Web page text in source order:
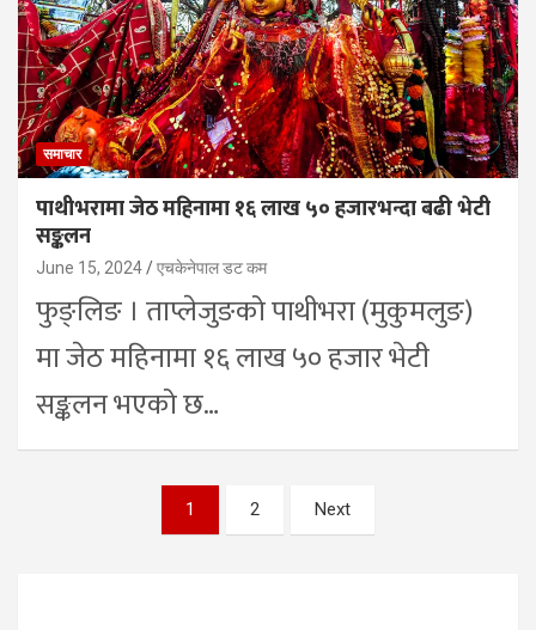
समाचार
पाथीभरामा जेठ महिनामा १६ लाख ५० हजारभन्दा बढी भेटी
सङ्कलन
June 15, 2024 एचकेनेपाल डट कम
फुङ्लिङ । ताप्लेजुङको पाथीभरा (मुकुमलुङ)
मा जेठ महिनामा १६ लाख ५० हजार भेटी
सङ्कलन भएको छ…
pagination
1 2 Next